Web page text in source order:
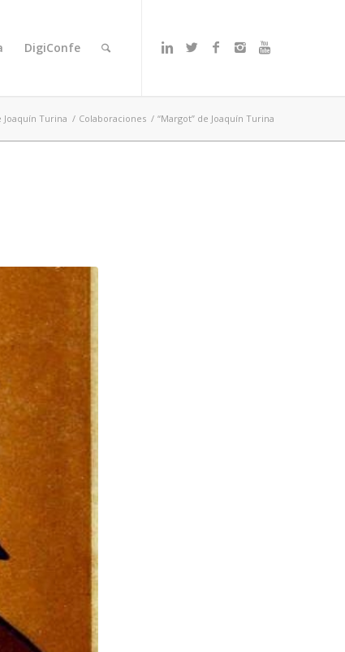
DigiConfe
Joaquín Turina / Colaboraciones / “Margot” de Joaquín Turina